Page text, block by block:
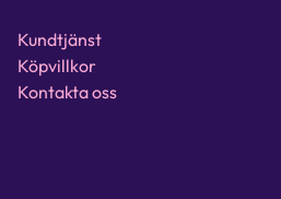
Kundtjänst
Köpvillkor
Kontakta oss